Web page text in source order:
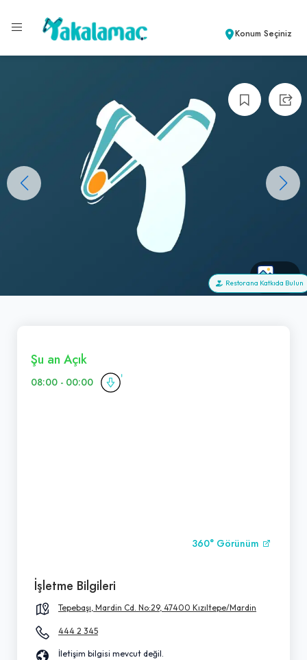
Konum Seçiniz
+0
Restorana Katkıda Bulun
Şu an Açık
08:00 - 00:00
360° Görünüm
İşletme Bilgileri
Tepebaşı, Mardin Cd. No:29, 47400 Kızıltepe/Mardin
444 2 345
İletişim bilgisi mevcut değil.